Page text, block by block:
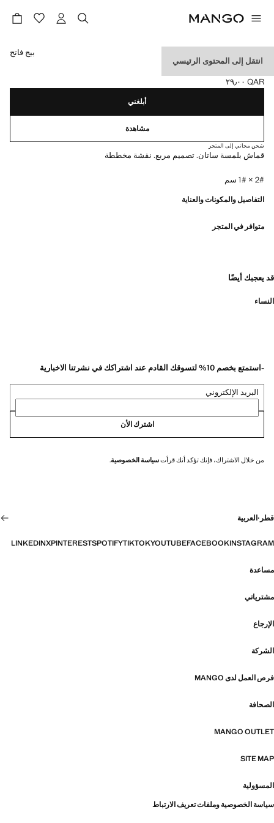
انتقل إلى المحتوى الرئيسي
وشاح ساتاني مخطط
السعر الحالي [QAR ٢٩٫٠٠ ]
QAR ٢٩٫٠٠
حدد اللون
بيج فاتح
أبلغني
مشاهدة
شحن مجاني إلى المتجر
قماش بلمسة ساتان. تصميم مربع. نقشة مخططة
2# × 1# سم
التفاصيل والمكونات والعناية
متوافر في المتجر
قد يعجبك أيضًا
النساء
-استمتع بخصم 10% لتسوقك القادم عند اشتراكك في نشرتنا الاخبارية
البريد الإلكتروني
اشترك الأن
من خلال الاشتراك، فإنك تؤكد أنك قرأتسياسة الخصوصية.
قطر ·العربية
INSTAGRAM
FACEBOOK
YOUTUBE
TIKTOK
SPOTIFY
PINTEREST
X
LINKEDIN
مساعدة
مشترياتي
الإرجاع
الشركة
فرص العمل لدى MANGO
الصحافة
MANGO OUTLET
SITE MAP
المسؤولية
سياسة الخصوصية وملفات تعريف الارتباط